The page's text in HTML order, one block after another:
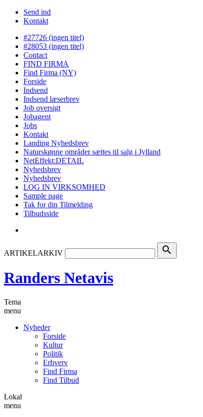
Send ind
Kontakt
#27726 (ingen titel)
#28053 (ingen titel)
Contact
FIND FIRMA
Find Firma (NY)
Forside
Indsend
Indsend læserbrev
Job oversigt
Jobagent
Jobs
Kontakt
Landing Nyhedsbrev
Naturskønne områder sættes til salg i Jylland
NetEffekt:DETAIL
Nyhedsbrev
Nyhedsbrev
LOG IN VIRKSOMHED
Sample page
Tak for din Tilmelding
Tilbudsside
ARTIKELARKIV search
Randers Netavis
Tema
menu
Nyheder
Forside
Kultur
Politik
Erhverv
Find Firma
Find Tilbud
Lokal
menu